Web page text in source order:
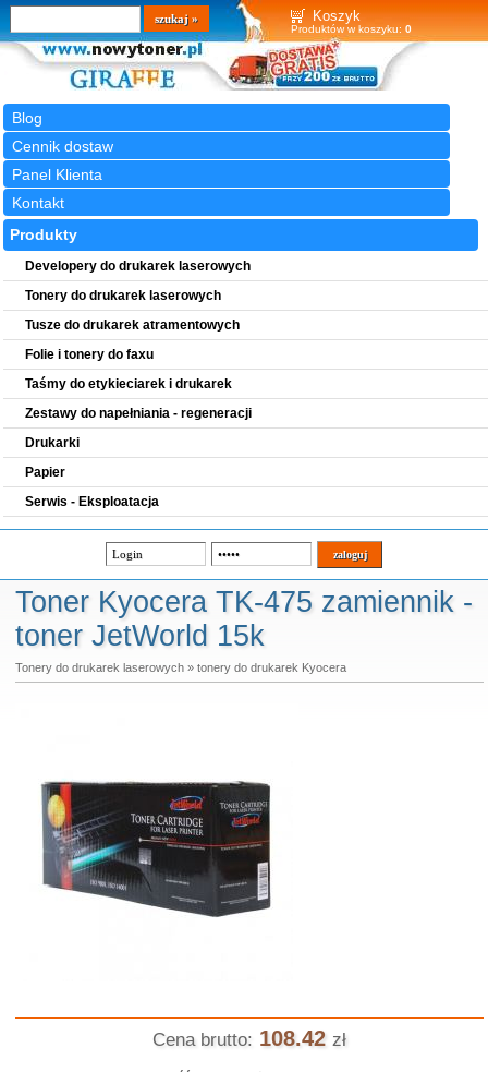
Koszyk
Produktów w koszyku: 0
Blog
Cennik dostaw
Panel Klienta
Kontakt
Wyszukiwarka
szukaj
Produkty
Developery do drukarek laserowych
Tonery do drukarek laserowych
Tusze do drukarek atramentowych
Folie i tonery do faxu
Taśmy do etykieciarek i drukarek
Zestawy do napełniania - regeneracji
Drukarki
Papier
Serwis - Eksploatacja
Toner Kyocera TK-475 zamiennik -
toner JetWorld 15k
Tonery do drukarek laserowych» tonery do drukarek Kyocera
Cena brutto: 108.42 zł